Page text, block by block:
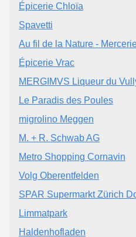
Épicerie Chloïa
Spavetti
Au fil de la Nature -
Épicerie Vrac
MERGIMVS Liqueur du
Le Paradis des Poules
migrolino Meggen
M. + R. Schwab AG
Metro Shopping Cornavin
Volg Oberentfelden
SPAR Supermarkt Zürich
Limmatpark
Haldenhofladen